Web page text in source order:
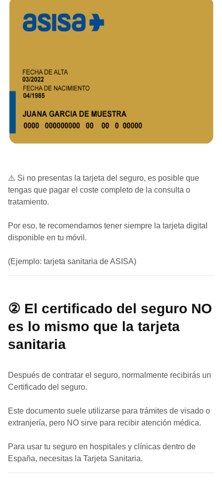
⚠️ Si no presentas la tarjeta del seguro, es posible que
tengas que pagar el coste completo de la consulta o
tratamiento.
Por eso, te recomendamos tener siempre la tarjeta digital
disponible en tu móvil.
(Ejemplo: tarjeta sanitaria de ASISA)
② El certificado del seguro NO
es lo mismo que la tarjeta
sanitaria
Después de contratar el seguro, normalmente recibirás un
Certificado del seguro.
Este documento suele utilizarse para trámites de visado o
extranjería, pero NO sirve para recibir atención médica.
Para usar tu seguro en hospitales y clínicas dentro de
España, necesitas la Tarjeta Sanitaria.